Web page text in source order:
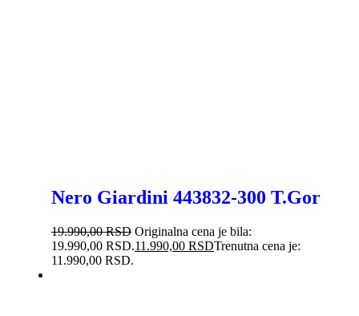
Nero Giardini 443832-300 T.Gor
19.990,00RSD Originalna cena je bila:
19.990,00 RSD.11.990,00 RSDTrenutna cena je:
11.990,00 RSD.